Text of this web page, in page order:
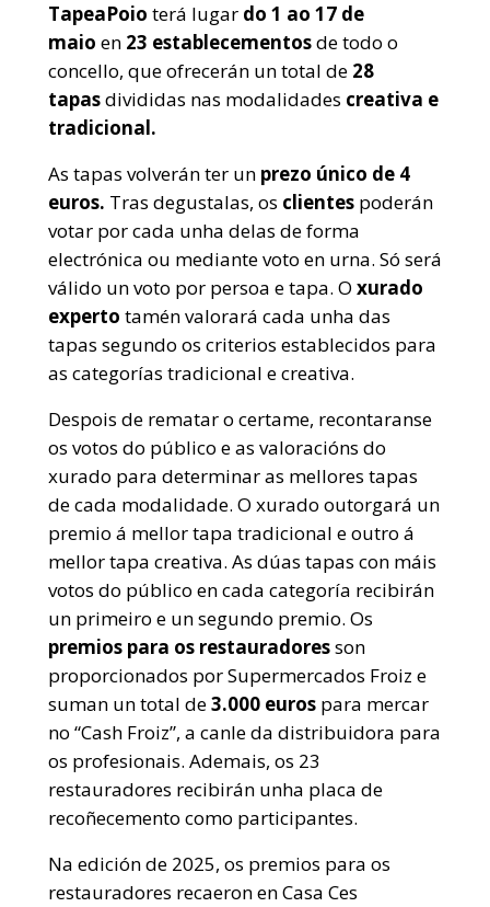
TapeaPoio terá lugar do 1 ao 17 de
maio en 23 establecementosde todo o
concello, que ofrecerán un total de 28
tapasdivididas nas modalidades creativa e
tradicional.
As tapas volverán ter un prezo único de 4
euros. Tras degustalas, os clientes poderán
votar por cada unha delas de forma
electrónica ou mediante voto en urna. Só será
válido un voto por persoa e tapa. O xurado
experto tamén valorará cada unha das
tapas segundo os criterios establecidos para
as categorías tradicional e creativa.
Despois de rematar o certame, recontaranse
os votos do público e as valoracións do
xurado para determinar as mellores tapas
de cada modalidade. O xurado outorgará un
premio á mellor tapa tradicional e outro á
mellor tapa creativa. As dúas tapas con máis
votos do público en cada categoría recibirán
un primeiro e un segundo premio. Os
premios para os restauradoresson
proporcionados por Supermercados Froiz e
suman un total de3.000 euros para mercar
no “Cash Froiz”, a canle da distribuidora para
os profesionais. Ademais, os 23
restauradores recibirán unha placa de
recoñecemento como participantes.
Na edición de 2025, os premios para os
restauradores recaeron en Casa Ces